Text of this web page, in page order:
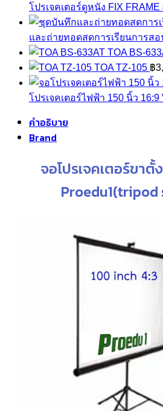
โปรเจคเตอร์ดูหนัง FIX FRAME
และถ่ายทอดสดการเรียนการส
TOA BS-
TOA TZ-105 ฿
โปรเจคเตอร์ไฟฟ้า 150 นิ้ว 16:9
คำอธิบาย
Brand
จอโปรเจคเตอร์ขาตั้
Proedu1(tripod